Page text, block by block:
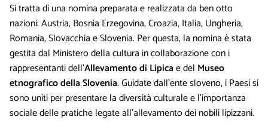
Si tratta di una nomina preparata e realizzata da ben otto
nazioni: Austria, Bosnia Erzegovina, Croazia, Italia, Ungheria,
Romania, Slovacchia e Slovenia. Per questa, la nomina è stata
gestita dal Ministero della cultura in collaborazione con i
rappresentanti dell’Allevamento di Lipicae del Museo
etnografico della Slovenia. Guidate dall’ente sloveno, i Paesi si
sono uniti per presentare la diversità culturale e l’importanza
sociale delle pratiche legate all’allevamento dei nobili lipizzani.